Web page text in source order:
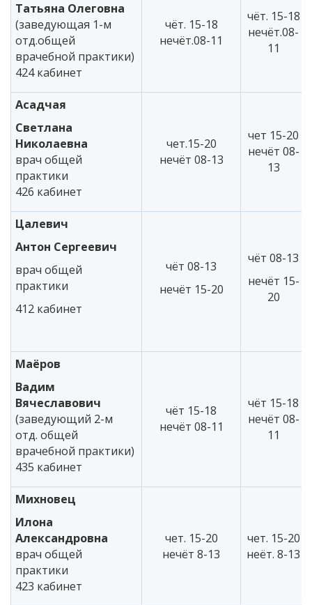
Татьяна Олеговна
(заведующая 1-м
отд.общей
врачебной практики)
424 кабинет
чёт. 15-18
нечёт.08-11
чёт. 15-18
нечёт.08-
11
Асадчая
Светлана
Николаевна
врач общей
практики
426 кабинет
чет.15-20
нечёт 08-13
чет 15-20
нечёт 08-
13
Цалевич
Антон Сергеевич
врач общей
практики
412 кабинет
чёт 08-13
нечёт 15-20
чёт 08-13
нечёт 15-
20
Маёров
Вадим
Вячеславович
(заведующий 2-м
отд. общей
врачебной практики)
435 кабинет
чёт 15-18
нечёт 08-11
чёт 15-18
нечёт 08-
11
Михновец
Илона
Александровна
врач общей
практики
423 кабинет
чет. 15-20
нечёт 8-13
чет. 15-20
неёт. 8-13